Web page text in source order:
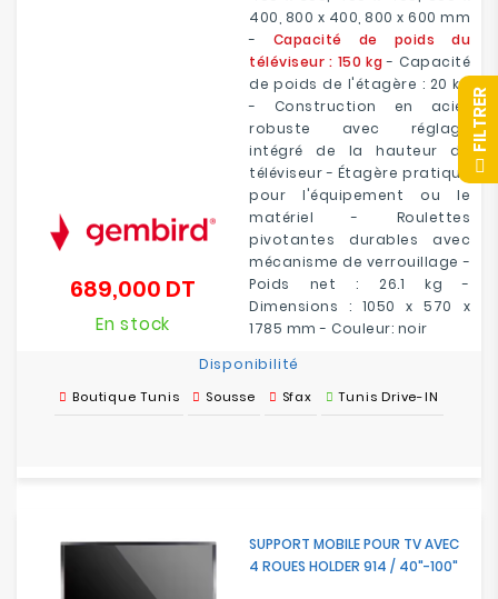
400, 800 x 400, 800 x 600 mm
- Capacité de poids du
téléviseur : 150 kg- Capacité
de poids de l'étagère : 20 kg
- Construction en acier
robuste avec réglage
intégré de la hauteur du
téléviseur - Étagère pratique
pour l'équipement ou le
matériel - Roulettes
pivotantes durables avec
mécanisme de verrouillage -
Poids net : 26.1 kg -
Dimensions : 1050 x 570 x
1785 mm - Couleur: noir
689,000 DT
En stock
Disponibilité
Boutique Tunis Sousse Sfax Tunis Drive-IN
SUPPORT MOBILE POUR TV AVEC
4 ROUES HOLDER 914 / 40"-100"
R